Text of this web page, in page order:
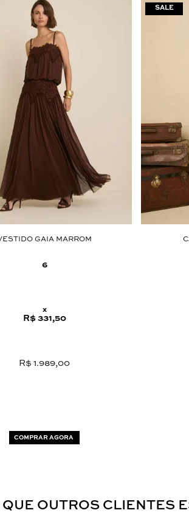
GAIA MARROM
6
x
R$ 331,50
R$ 1.989,00
COMPRAR AGORA
QUE OUTROS CLIENTES